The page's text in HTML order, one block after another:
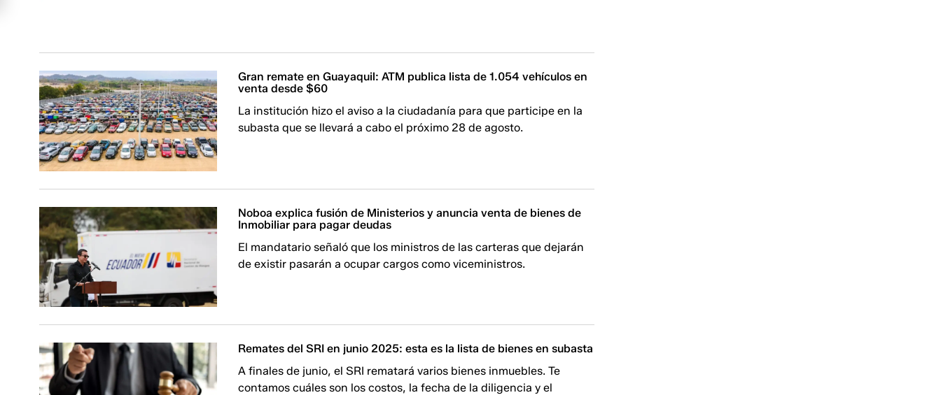
Gran remate en Guayaquil: ATM publica lista de 1.054 vehículos en
venta desde $60
La institución hizo el aviso a la ciudadanía para que participe en la
subasta que se llevará a cabo el próximo 28 de agosto.
Noboa explica fusión de Ministerios y anuncia venta de bienes de
Inmobiliar para pagar deudas
El mandatario señaló que los ministros de las carteras que dejarán
de existir pasarán a ocupar cargos como viceministros.
Remates del SRI en junio 2025: esta es la lista de bienes en subasta
A finales de junio, el SRI rematará varios bienes inmuebles. Te
contamos cuáles son los costos, la fecha de la diligencia y el